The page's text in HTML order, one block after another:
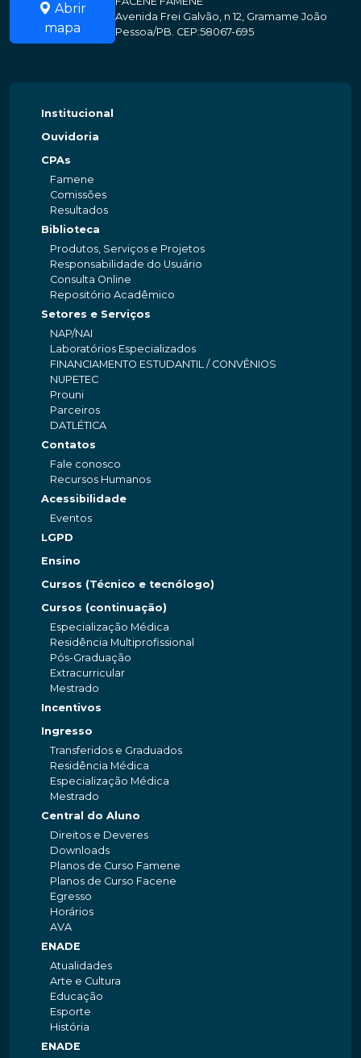
Abrir
mapa
Avenida Frei Galvão, n 12, Gramame João
Pessoa/PB. CEP:58067-695
Institucional
Ouvidoria
CPAs
Famene
Comissões
Resultados
Biblioteca
Produtos, Serviços e Projetos
Responsabilidade do Usuário
Consulta Online
Repositório Acadêmico
Setores e Serviços
NAP/NAI
Laboratórios Especializados
FINANCIAMENTO ESTUDANTIL / CONVÊNIOS
NUPETEC
Prouni
Parceiros
DATLÉTICA
Contatos
Fale conosco
Recursos Humanos
Acessibilidade
Eventos
LGPD
Ensino
Cursos (Técnico e tecnólogo)
Cursos (continuação)
Especialização Médica
Residência Multiprofissional
Pós-Graduação
Extracurricular
Mestrado
Incentivos
Ingresso
Transferidos e Graduados
Residência Médica
Especialização Médica
Mestrado
Central do Aluno
Direitos e Deveres
Downloads
Planos de Curso Famene
Planos de Curso Facene
Egresso
Horários
AVA
ENADE
Atualidades
Arte e Cultura
Educação
Esporte
História
ENADE